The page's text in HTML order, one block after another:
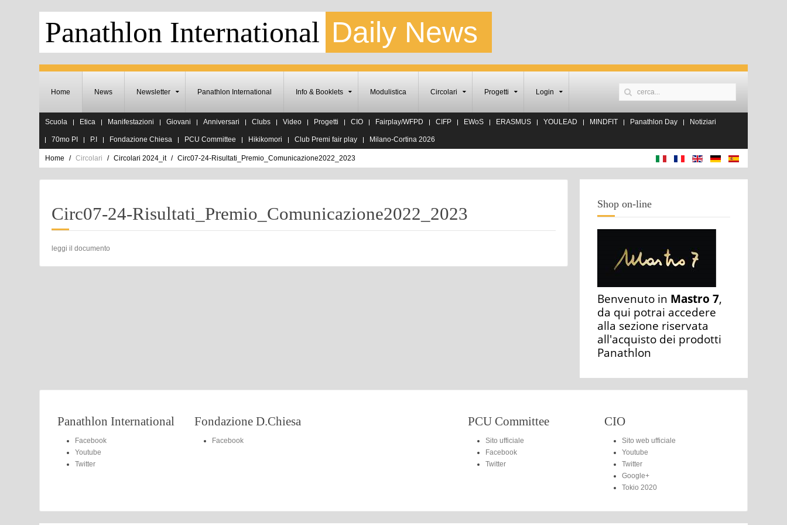
Panathlon International Daily News
Home News Newsletter Panathlon International Info & Booklets Modulistica Circolari Progetti Login
Scuola Etica Manifestazioni Giovani Anniversari Clubs Video Progetti CIO Fairplay/WFPD CIFP EWoS ERASMUS YOULEAD MINDFIT Panathlon Day Notiziari
70mo PI P.I Fondazione Chiesa PCU Committee Hikikomori Club Premi fair play Milano-Cortina 2026
Home Circolari Circolari 2024_it Circ07-24-Risultati_Premio_Comunicazione2022_2023
Circ07-24-Risultati_Premio_Comunicazione2022_2023
leggi il documento
Shop on-line
Benvenuto in Mastro 7,
da qui potrai accedere
alla sezione riservata
all'acquisto dei prodotti
Panathlon
Panathlon International
Facebook
Youtube
Twitter
Fondazione D.Chiesa
Facebook
PCU Committee
Sito ufficiale
Facebook
Twitter
CIO
Sito web ufficiale
Youtube
Twitter
Google+
Tokio 2020